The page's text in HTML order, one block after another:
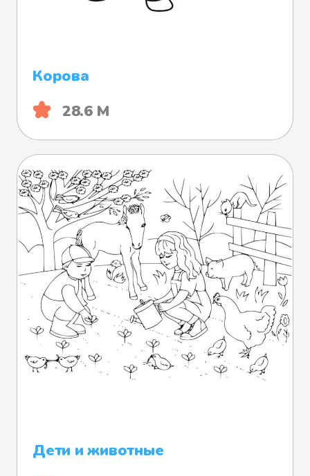
Корова
28.6 М
Дети и животные